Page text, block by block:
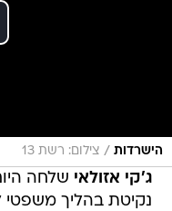
הישרדות / צילום: רשת 13
ג'קי אזולאי שלחה
נקיטת בהליך